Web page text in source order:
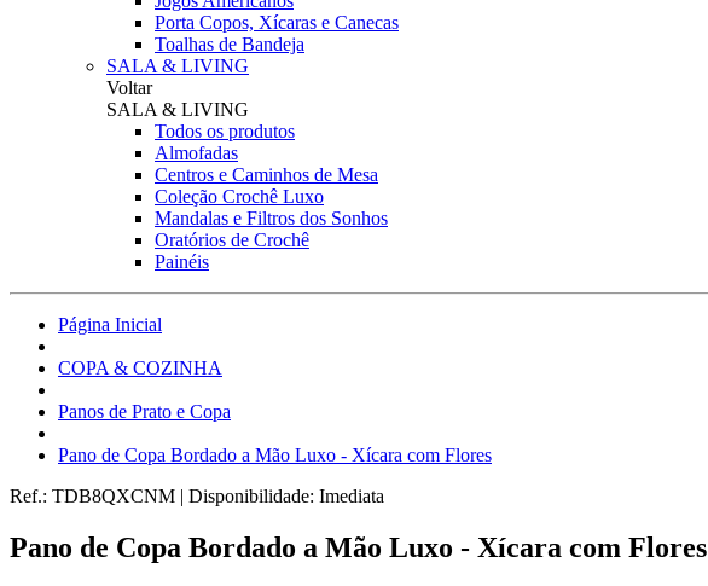
Porta Copos, Xícaras e Canecas
Toalhas de Bandeja
SALA & LIVING
Voltar
SALA & LIVING
Todos os produtos
Almofadas
Centros e Caminhos de Mesa
Coleção Crochê Luxo
Mandalas e Filtros dos Sonhos
Oratórios de Crochê
Painéis
Página Inicial
COPA & COZINHA
Panos de Prato e Copa
Pano de Copa Bordado a Mão Luxo - Xícara com Flores
Ref.: TDB8QXCNM | Disponibilidade: Imediata
Pano de Copa Bordado a Mão Luxo - Xícara com Flores